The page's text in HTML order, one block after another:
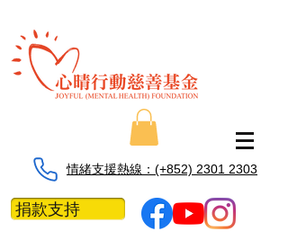
情緒支援熱線：​​(+852) 2301 2303
捐款支持